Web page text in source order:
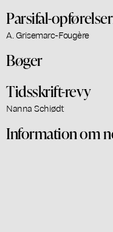
Parsifal-
A. Grisemarc-Fougère
Bøger
Tidsskrift-revy
Nanna Schiødt
Information om